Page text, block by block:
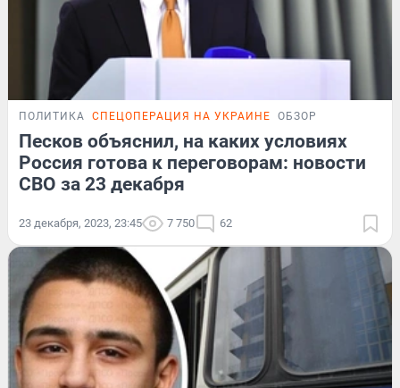
ПОЛИТИКА СПЕЦОПЕРАЦИЯ НА УКРАИНЕ ОБЗОР
Песков объяснил, на каких условиях
Россия готова к переговорам: новости
СВО за 23 декабря
23 декабря, 2023, 23:45 7 750 62